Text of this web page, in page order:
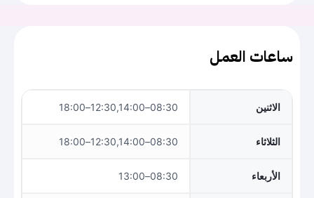
ساعات العمل
الاثنين 08:30–12:30,14:00–18:00
الثلاثاء 08:30–12:30,14:00–18:00
الأربعاء 08:30–13:00